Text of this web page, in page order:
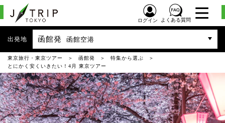
ログイン よくある質問
出発地 函館発 函館空港
東京旅行・東京ツアー 函館発
特集から選ぶ
とにかく安くいきたい！4月 東京ツアー